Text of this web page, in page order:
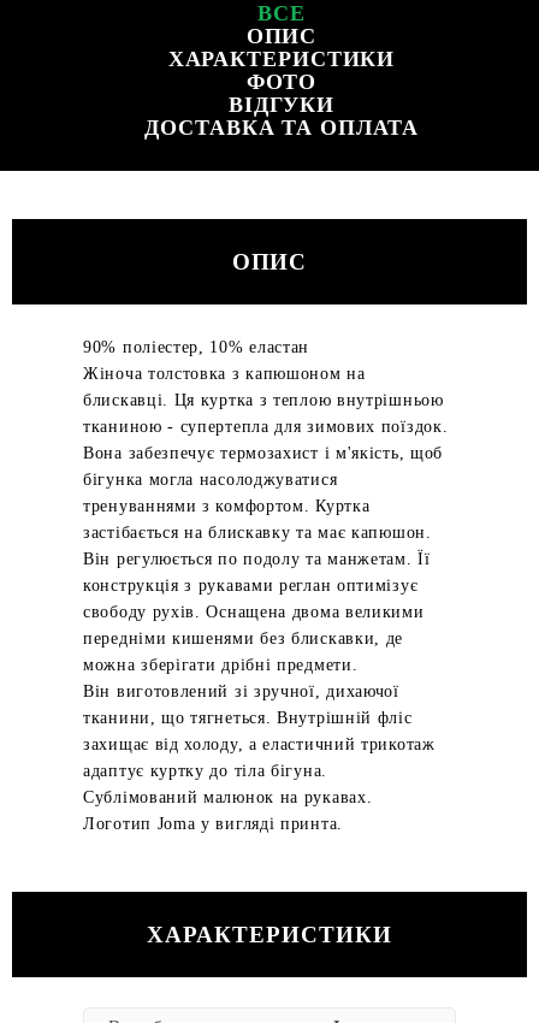
ВСЕ
ОПИС
ХАРАКТЕРИСТИКИ
ФОТО
ВІДГУКИ
ДОСТАВКА ТА ОПЛАТА
ОПИС
90% поліестер, 10% еластан
Жіноча толстовка з капюшоном на
блискавці. Ця куртка з теплою внутрішньою
тканиною - супертепла для зимових поїздок.
Вона забезпечує термозахист і м'якість, щоб
бігунка могла насолоджуватися
тренуваннями з комфортом. Куртка
застібається на блискавку та має капюшон.
Він регулюється по подолу та манжетам. Її
конструкція з рукавами реглан оптимізує
свободу рухів. Оснащена двома великими
передніми кишенями без блискавки, де
можна зберігати дрібні предмети.
Він виготовлений зі зручної, дихаючої
тканини, що тягнеться. Внутрішній фліс
захищає від холоду, а еластичний трикотаж
адаптує куртку до тіла бігуна.
Сублімований малюнок на рукавах.
Логотип Joma у вигляді принта.
ХАРАКТЕРИСТИКИ